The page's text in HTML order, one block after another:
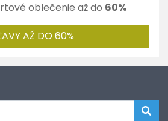
oblečenie až do 60%
AŽ DO 60%